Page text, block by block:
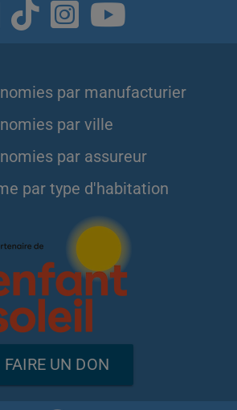
par manufacturier
par ville
par assureur
par type d'habitation
FAIRE UN DON